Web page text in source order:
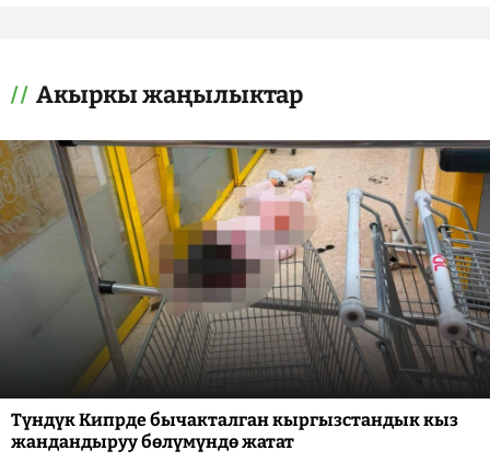
Акыркы жаңылыктар
Түндүк Кипрде бычакталган кыргызстандык кыз
жандандыруу бөлүмүндө жатат